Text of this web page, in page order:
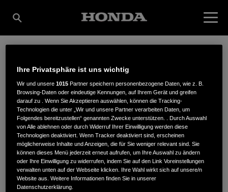
ALBRECHT
GARTENTECHNIK
GMBH
Barnackerufer 28,12207
Ihre Privatsphäre ist uns wichtig
Wir und unsere1015 Partner speichern personenbezogene Daten, wie z. B.
Browsing-Daten oder eindeutige Kennungen, auf Ihrem Gerät und greifen
darauf zu . Wenn Sie Akzeptieren auswählen, können die Tracking-
Technologien die unter „Wir und unsere Partner verarbeiten Daten, um
Folgendes bereitzustellen“ genannten Zwecke unterstützen. . Durch Auswahl
von Alle ablehnen oder durch Widerruf Ihrer Einwilligung werden diese
Technologien deaktiviert. Wenn Tracker deaktiviert sind, erscheinen
möglicherweise Inhalte und Anzeigen, die für Sie weniger relevant sind. Sie
können dieses Menü jederzeit erneut aufrufen, um Ihre Auswahl zu ändern
oder Ihre Einwilligung zu widerrufen, indem Sie auf den Link Voreinstellungen
verwalten unten auf der Webseite klicken. Ihre Wahl wirkt sich auf unsere/n
Website aus. Weitere Informationen finden Sie in unserer
Datenschutzerklärung.